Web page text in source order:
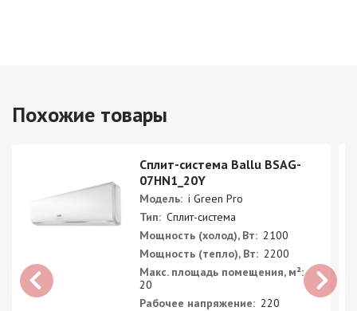
Похожие товары
Сплит-система Ballu BSAG-
07HN1_20Y
Модель: i Green Pro
Тип: Сплит-система
Мощность (холод), Вт: 2100
Мощность (тепло), Вт: 2200
Макс. площадь помещения, м²:
20
Рабочее напряжение: 220